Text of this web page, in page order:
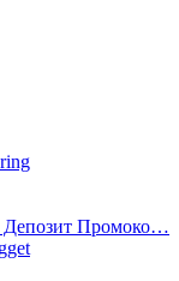
Промоко…